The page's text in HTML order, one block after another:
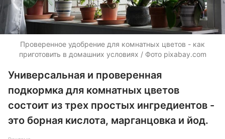
Проверенное удобрение для комнатных цветов - как
приготовить в домашних условиях / Фото pixabay.com
Универсальная и проверенная
подкормка для комнатных цветов
состоит из трех простых ингредиентов -
это борная кислота, марганцовка и йод.